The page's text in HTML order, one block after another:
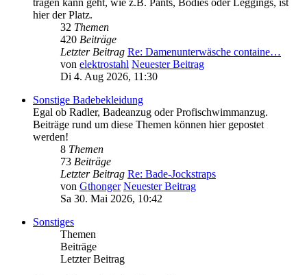
hier der Platz.
32 Themen
420 Beiträge
Letzter Beitrag Re: Damenunterwäsche containe…
von elektrostahl Neuester Beitrag
Di 4. Aug 2026, 11:30
Sonstige Badebekleidung
Egal ob Radler, Badeanzug oder Profischwimmanzug.
Beiträge rund um diese Themen können hier gepostet
werden!
8 Themen
73 Beiträge
Letzter Beitrag Re: Bade-Jockstraps
von Gthonger Neuester Beitrag
Sa 30. Mai 2026, 10:42
Sonstiges
Themen
Beiträge
Letzter Beitrag